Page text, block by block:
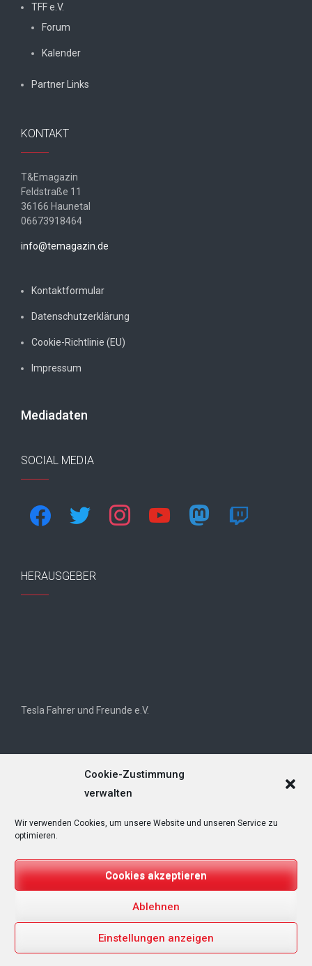
Cookie-Zustimmung
verwalten
Wir verwenden Cookies, um unsere Website und unseren Service zu
optimieren.
Cookies akzeptieren
Ablehnen
Einstellungen anzeigen
TFF e.V.
Forum
Kalender
Partner Links
KONTAKT
T&Emagazin
Feldstraße 11
36166 Haunetal
06673918464
info@temagazin.de
Kontaktformular
Datenschutzerklärung
Cookie-Richtlinie (EU)
Impressum
Mediadaten
SOCIAL MEDIA
facebook twitter instagram youtube mastodon twitch
HERAUSGEBER
Tesla Fahrer und Freunde e.V.
Tesla Owners Club Helvetia (TOCH)
T&Emagazin – Tesla, E-Mobilität, Regenerative